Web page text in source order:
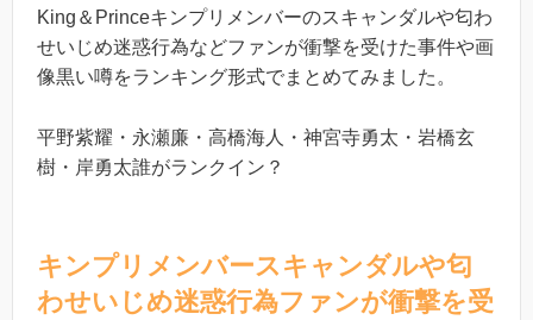
King＆Princeキンプリメンバーのスキャンダルや匂わ
せいじめ迷惑行為などファンが衝撃を受けた事件や画
像黒い噂をランキング形式でまとめてみました。
平野紫耀・永瀬廉・高橋海人・神宮寺勇太・岩橋玄
樹・岸勇太誰がランクイン？
キンプリメンバースキャンダルや匂
わせいじめ迷惑行為ファンが衝撃を受